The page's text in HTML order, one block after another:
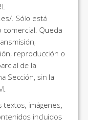
. Sólo está
Queda
reproducción o
de la
Sección, sin la
imágenes,
incluidos